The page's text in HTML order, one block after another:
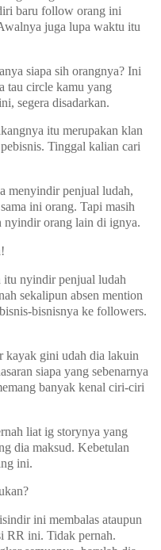
baru follow orang ini
juga lupa waktu itu
siapa sih orangnya? Ini
tau circle kamu yang
segera disadarkan.
itu merupakan klan
Tinggal kalian cari
menyindir penjual ludah,
ini orang. Tapi masih
nyindir orang lain di ignya.
itu nyindir penjual ludah
sekalipun absen mention
bisnisnya ke followers.
kayak gini udah dia lakuin
siapa yang sebenarnya
banyak kenal ciri-ciri
liat ig storynya yang
dia maksud. Kebetulan
ini.
ini membalas ataupun
RR ini. Tidak pernah.